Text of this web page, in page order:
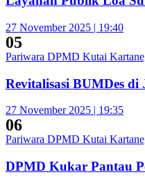
27 November 2025 | 19:40
05
Pariwara DPMD Kutai
Revitalisasi BUMDes di
27 November 2025 | 19:35
06
Pariwara DPMD Kutai
DPMD Kukar Pantau